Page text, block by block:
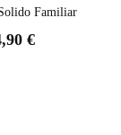
Familiar
€